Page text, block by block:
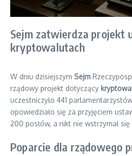
Sejm zatwierdza projekt
kryptowalutach
W dniu dzisiejszym Sejm
rządowy projekt dotyczący
uczestniczyło 441
opowiedziało się za przyjęciem
200 posłów, a nikt nie wstrzymał się
Poparcie dla rządowego